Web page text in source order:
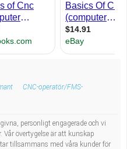
Medicinsk
CNC-operatör/FMS-
personligt engagerade och vi
Vår övertygelse är att kunskap
tillsammans med våra kunder för